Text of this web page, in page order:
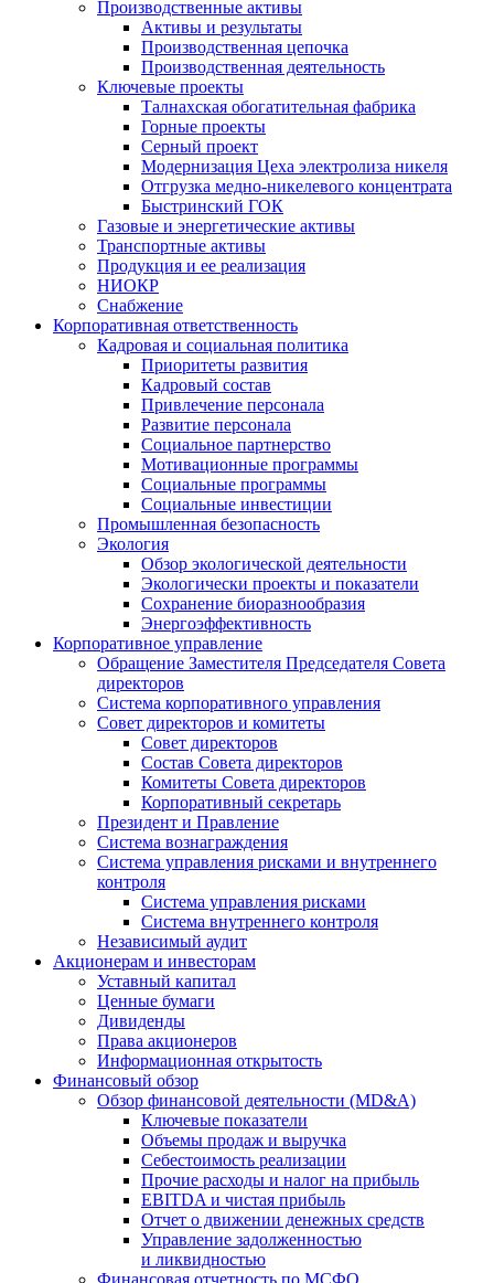
Производственные активы
Активы и результаты
Производственная цепочка
Производственная деятельность
Ключевые проекты
Талнахская обогатительная фабрика
Горные проекты
Серный проект
Модернизация Цеха электролиза никеля
Отгрузка медно-никелевого концентрата
Быстринский ГОК
Газовые и энергетические активы
Транспортные активы
Продукция и ее реализация
НИОКР
Снабжение
Корпоративная ответственность
Кадровая и социальная политика
Приоритеты развития
Кадровый состав
Привлечение персонала
Развитие персонала
Социальное партнерство
Мотивационные программы
Социальные программы
Социальные инвестиции
Промышленная безопасность
Экология
Обзор экологической деятельности
Экологически проекты и показатели
Сохранение биоразнообразия
Энергоэффективность
Корпоративное управление
Обращение Заместителя Председателя Совета
директоров
Система корпоративного управления
Совет директоров и комитеты
Совет директоров
Состав Совета директоров
Комитеты Совета директоров
Корпоративный секретарь
Президент и Правление
Система вознаграждения
Система управления рисками и внутреннего
контроля
Система управления рисками
Система внутреннего контроля
Независимый аудит
Акционерам и инвесторам
Уставный капитал
Ценные бумаги
Дивиденды
Права акционеров
Информационная открытость
Финансовый обзор
Обзор финансовой деятельности (MD&A)
Ключевые показатели
Объемы продаж и выручка
Себестоимость реализации
Прочие расходы и налог на прибыль
EBITDA и чистая прибыль
Отчет о движении денежных средств
Управление задолженностью
и ликвидностью
Финансовая отчетность по МСФО